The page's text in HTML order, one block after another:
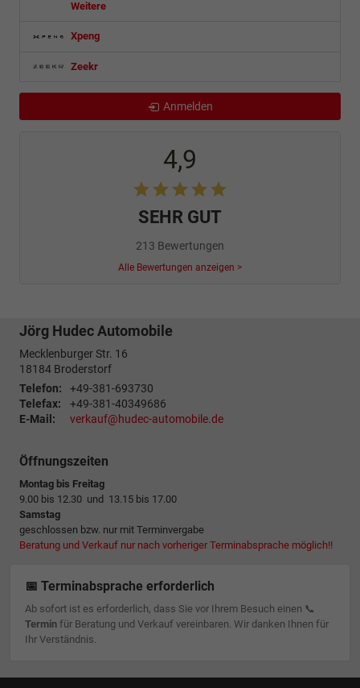
Weitere
Xpeng
Zeekr
Anmelden
4,9
SEHR GUT
213 Bewertungen
Alle Bewertungen anzeigen >
Jörg Hudec Automobile
Mecklenburger Str. 16
18184 Broderstorf
Telefon:
+49-381-693730
Telefax:
+49-381-40349686
E-Mail:
verkauf@hudec-automobile.de
Öffnungszeiten
Montag bis Freitag
9.00 bis 12.30 und 13.15 bis 17.00
Samstag
geschlossen bzw. nur mit Terminvergabe
Beratung und Verkauf nur nach vorheriger Terminabsprache möglich!!
📅 Terminabsprache erforderlich
Ab sofort ist es erforderlich, dass Sie vor Ihrem Besuch einen 📞
Terminfür Beratung und Verkauf vereinbaren. Wir danken Ihnen für
Ihr Verständnis.